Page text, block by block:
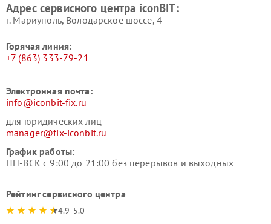
Адрес сервисного центра iconBIT:
г. Мариуполь, Володарское шоссе, 4
Горячая линия:
+7 (863) 333-79-21
Электронная почта:
info@iconbit-fix.ru
для юридических лиц
manager@fix-iconbit.ru
График работы:
ПН-ВСК с 9:00 до 21:00 без перерывов и выходных
Рейтинг сервисного центра
4.9-5.0